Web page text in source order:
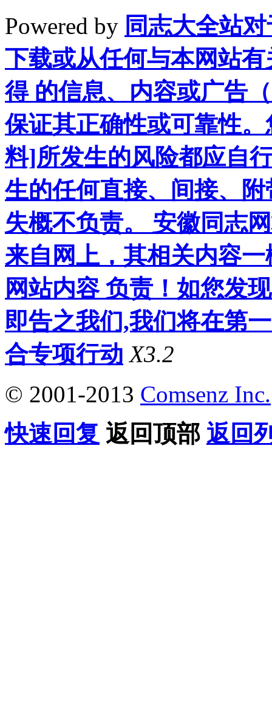
Powered by 同志大全站
下载或从任何与本网站
得 的信息、内容或广告
保证其正确性或可靠性
料]所发生的风险都应自
生的任何直接、间接、
失概不负责。 安徽同志
来自网上，其相关内容
网站内容 负责！如您发
即告之我们,我们将在第
合专项行动 X3.2
© 2001-2013 Comsenz Inc.
快速回复 返回顶部 返回